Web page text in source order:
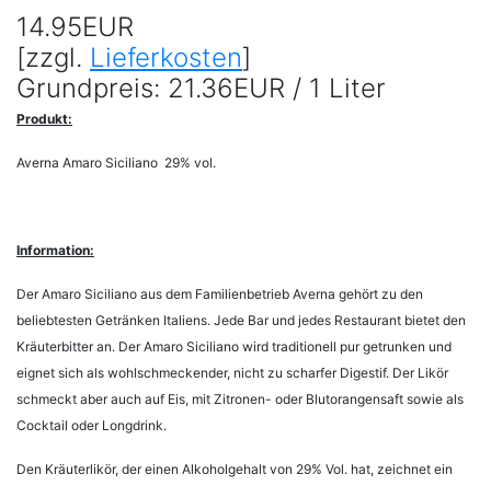
14.95EUR
[zzgl. Lieferkosten]
Grundpreis: 21.36EUR / 1 Liter
Produkt:
Averna Amaro Siciliano 29% vol.
Information:
Der Amaro Siciliano aus dem Familienbetrieb Averna gehört zu den
beliebtesten Getränken Italiens. Jede Bar und jedes Restaurant bietet den
Kräuterbitter an. Der Amaro Siciliano wird traditionell pur getrunken und
eignet sich als wohlschmeckender, nicht zu scharfer Digestif. Der Likör
schmeckt aber auch auf Eis, mit Zitronen- oder Blutorangensaft sowie als
Cocktail oder Longdrink.
Den Kräuterlikör, der einen Alkoholgehalt von 29% Vol. hat, zeichnet ein